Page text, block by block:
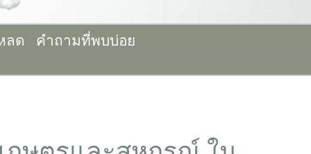
ลด คำถามที่พบบ่อย